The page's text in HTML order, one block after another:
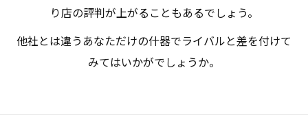
り店の評判が上がることもあるでしょう。
他社とは違うあなただけの什器でライバルと差を付けて
みてはいかがでしょうか。